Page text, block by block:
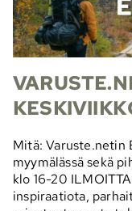
Mitä: Varuste.netin
myymälässä sekä
klo 16-20
inspiraatiota,